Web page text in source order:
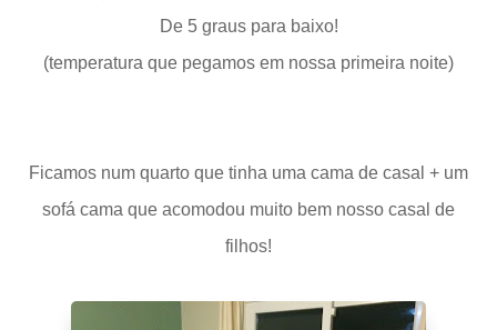
De 5 graus para baixo!
(temperatura que pegamos em nossa primeira noite)
Ficamos num quarto que tinha uma cama de casal + um
sofá cama que acomodou muito bem nosso casal de
filhos!